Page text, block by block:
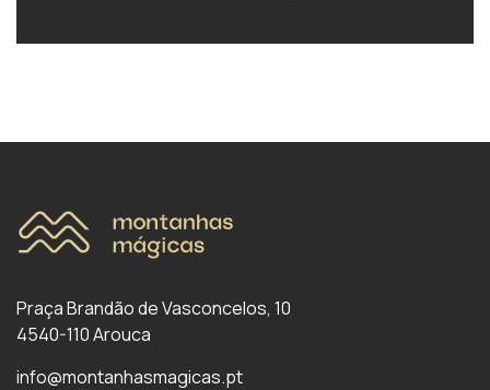
Praça Brandão de Vasconcelos, 10
4540-110 Arouca
info@montanhasmagicas.pt